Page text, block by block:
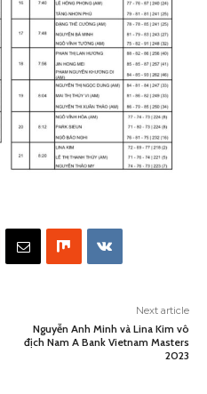
Next article
Nguyễn Anh Minh và Lina Kim vô
địch Nam A Bank Vietnam Masters
2023